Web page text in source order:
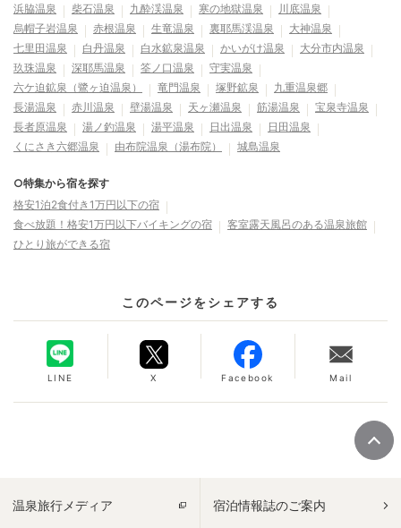
浜脇温泉 柴石温泉 九酔渓温泉 寒の地獄温泉
川底温泉
烏帽子岩温泉
赤根温泉 生竜温泉 裏耶馬渓温泉
大神温泉
七里田温泉
白丹温泉 白水鉱泉温泉 かいがけ温泉
大分市内温泉
玖珠温泉
深耶馬温泉 筌ノ口温泉
守実温泉
六ケ迫鉱泉（鷺ヶ迫温泉）
竜門温泉 塚野鉱泉
九重温泉郷
長湯温泉
赤川温泉 壁湯温泉 天ヶ瀬温泉 筋湯温泉
宝泉寺温泉
長者原温泉
湯ノ釣温泉 湯平温泉 日出温泉
日田温泉
くにさき六郷温泉
由布院温泉（湯布院） 城島温泉
○特集から宿を探す
格安1泊2食付き1万円以下の宿
食べ放題！格安1万円以下バイキングの宿
客室露天風呂のある温泉旅館
ひとり旅ができる宿
このページをシェアする
LINE X Facebook Mail
温泉旅行メディア 宿泊情報誌のご案内